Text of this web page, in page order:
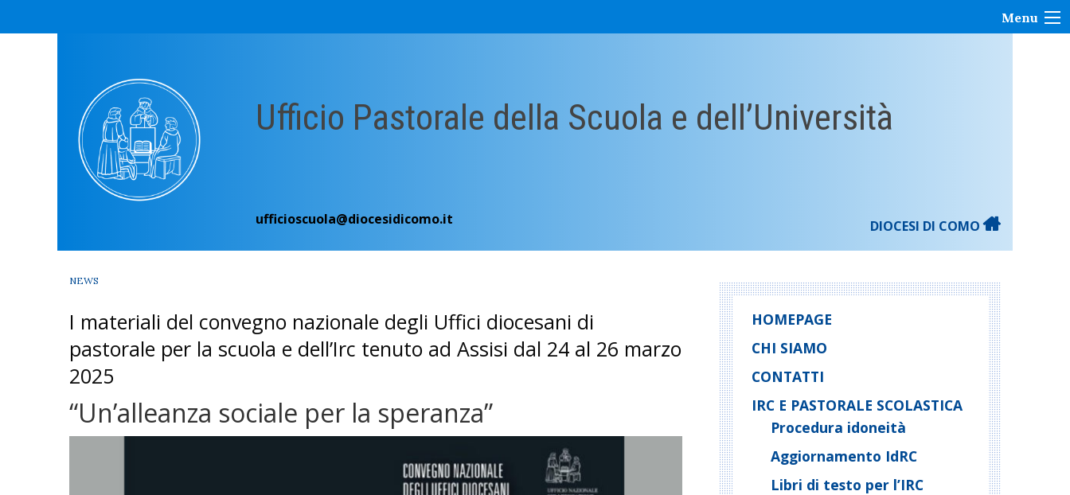
Menu
Ufficio Pastorale della Scuola e dell’Università
ufficioscuola@diocesidicomo.it DIOCESI DI COMO
NEWS
I materiali del convegno nazionale degli Uffici diocesani di
pastorale per la scuola e dell’Irc tenuto ad Assisi dal 24 al 26 marzo
2025
“Un’alleanza sociale per la speranza”
HOMEPAGE
CHI SIAMO
CONTATTI
IRC E PASTORALE SCOLASTICA
Procedura idoneità
Aggiornamento IdRC
Libri di testo per l’IRC